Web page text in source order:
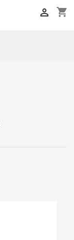
shopping_cart
